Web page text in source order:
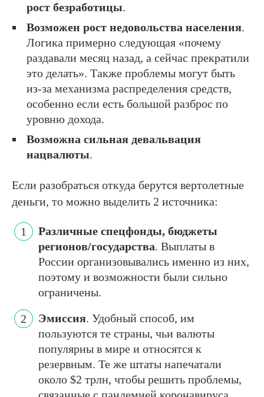
рост безработицы.
Возможен рост недовольства населения.
Логика примерно следующая «почему
раздавали месяц назад, а сейчас прекратили
это делать». Также проблемы могут быть
из-за механизма распределения средств,
особенно если есть большой разброс по
уровню дохода.
Возможна сильная девальвация
нацвалюты.
Если разобраться откуда берутся вертолетные
деньги, то можно выделить 2 источника:
Различные спецфонды, бюджеты
регионов/государства. Выплаты в
России организовывались именно из них,
поэтому и возможности были сильно
ограничены.
Эмиссия. Удобный способ, им
пользуются те страны, чьи валюты
популярны в мире и относятся к
резервным. Те же штаты напечатали
около $2 трлн, чтобы решить проблемы,